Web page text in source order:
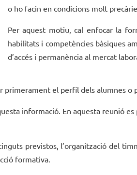
o ho facin en condicions molt
Per aquest motiu, cal enfocar la
habilitats i competències bàsiques
d’accés i permanència al mercat
el perfil dels alumnes o
informació. En aquesta reunió
previstos, l’organització del
formativa.